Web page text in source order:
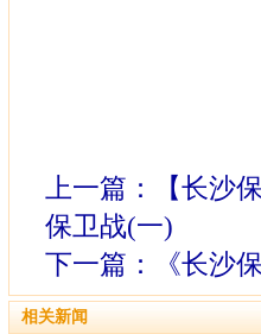
上一篇：
【长沙
保卫战(一)
下一篇：
《长沙
相关新闻